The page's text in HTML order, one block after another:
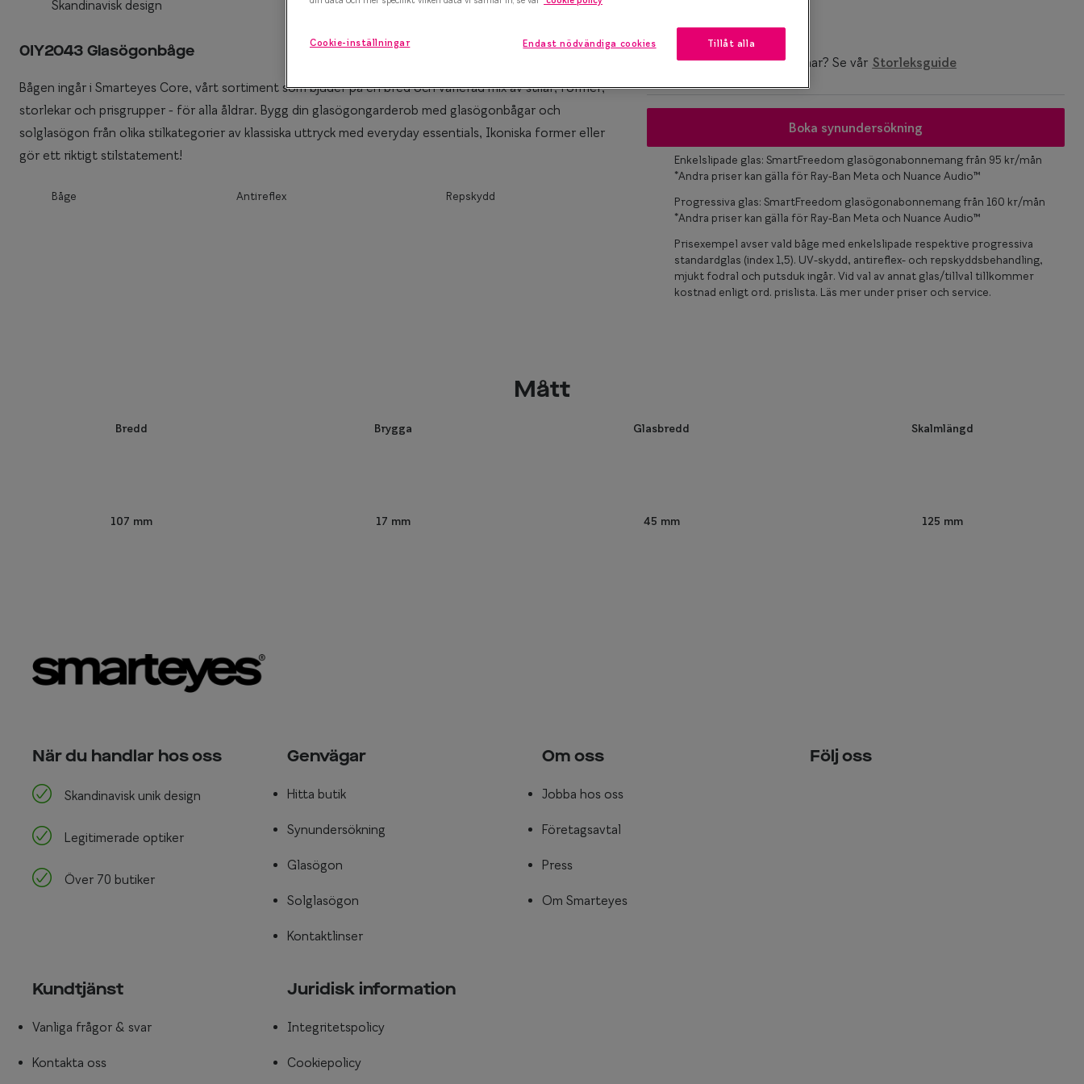
Smarteyes Summer Collection
Så väljer du rätt solglasögon
Upp till 119 mm
Osäker på vilken storlek du har? Se vår Storleksguide
Boka synundersökning
Enkelslipade glas: SmartFreedom glasögonabonnemang från 95 kr/mån
*Andra priser kan gälla för Ray-Ban Meta och Nuance Audio™
Progressiva glas: SmartFreedom glasögonabonnemang från 160 kr/mån
*Andra priser kan gälla för Ray-Ban Meta och Nuance Audio™
Prisexempel avser vald båge med enkelslipade respektive progressiva
standardglas (index 1,5). UV-skydd, antireflex- och repskyddsbehandling,
mjukt fodral och putsduk ingår. Vid val av annat glas/tillval tillkommer
kostnad enligt ord. prislista. Läs mer under priser och service.
Skandinavisk design
0IY2043 Glasögonbåge
Bågen ingår i Smarteyes Core, vårt sortiment som bjuder på en bred och varierad mix av stilar, former,
storlekar och prisgrupper - för alla åldrar. Bygg din glasögongarderob med glasögonbågar och
solglasögon från olika stilkategorier av klassiska uttryck med everyday essentials, Ikoniska former eller
gör ett riktigt stilstatement!
Båge Antireflex Repskydd
Mått
Bredd
107 mm
Brygga
17 mm
Glasbredd
45 mm
Skalmlängd
125 mm
När du handlar hos oss
Skandinavisk unik design
Legitimerade optiker
Över 70 butiker
Genvägar
Hitta butik
Synundersökning
Glasögon
Solglasögon
Kontaktlinser
Om oss
Jobba hos oss
Företagsavtal
Press
Om Smarteyes
Kundtjänst
Vanliga frågor & svar
Kontakta oss
Juridisk information
Integritetspolicy
Cookiepolicy
Följ oss
Cookie-inställningar Endast nödvändiga cookies Tillåt alla